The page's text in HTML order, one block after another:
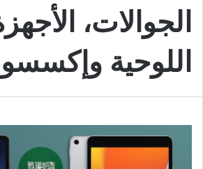
الجوالات،
اللوحية